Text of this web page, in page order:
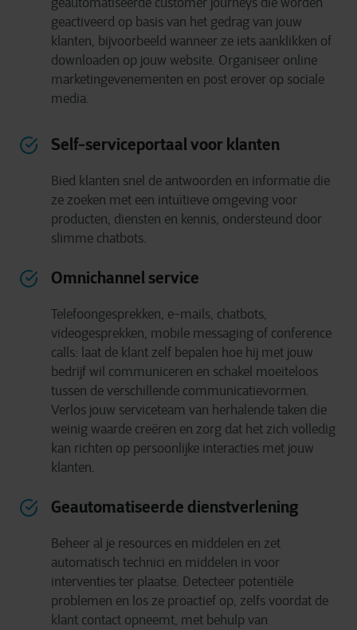
geactiveerd op basis van het gedrag van jouw
klanten, bijvoorbeeld wanneer ze iets aanklikken of
downloaden op jouw website. Organiseer online
marketingevenementen en post erover op sociale
media.
Self-serviceportaal voor klanten
Bied klanten snel de antwoorden en informatie die
ze zoeken met een intuïtieve omgeving voor
producten, diensten en kennis, ondersteund door
slimme chatbots.
Omnichannel service
Telefoongesprekken, e-mails, chatbots,
videogesprekken, mobile messaging of conference
calls: laat de klant zelf bepalen hoe hij met jouw
bedrijf wil communiceren en schakel moeiteloos
tussen de verschillende communicatievormen.
Verlos jouw serviceteam van herhalende taken die
weinig waarde creëren en zorg dat het zich volledig
kan richten op persoonlijke interacties met jouw
klanten.
Geautomatiseerde dienstverlening
Beheer al je resources en middelen en zet
automatisch technici en middelen in voor
interventies ter plaatse. Detecteer potentiële
problemen en los ze proactief op, zelfs voordat de
klant contact opneemt, met behulp van